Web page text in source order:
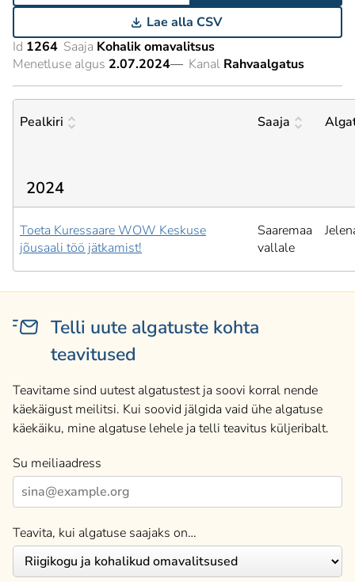
Lae alla CSV
Id 1264 Saaja Kohalik omavalitsus
Menetluse algus 2.07.2024— Kanal Rahvaalgatus
Pealkiri Saaja
2024
Toeta Kuressaare WOW Keskuse
jõusaali töö jätkamist!
Saaremaa
vallale
Telli uute algatuste kohta
teavitused
Teavitame sind uutest algatustest ja soovi korral nende
käekäigust meilitsi. Kui soovid jälgida vaid ühe algatuse
käekäiku, mine algatuse lehele ja telli teavitus küljeribalt.
Su meiliaadress
Teavita, kui algatuse saajaks on…